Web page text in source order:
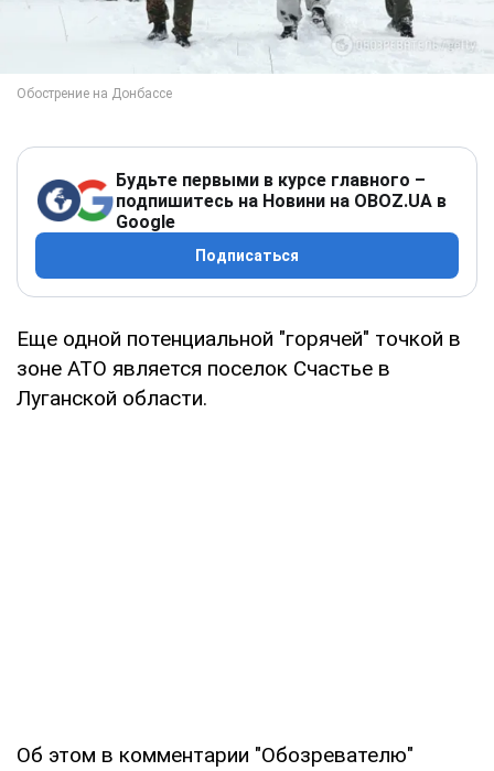
Будьте первыми в курсе главного –
подпишитесь на Новини на OBOZ.UA в
Google
Подписаться
Еще одной потенциальной "горячей" точкой в
зоне АТО является поселок Счастье в
Луганской области.
Об этом в комментарии "Обозревателю"